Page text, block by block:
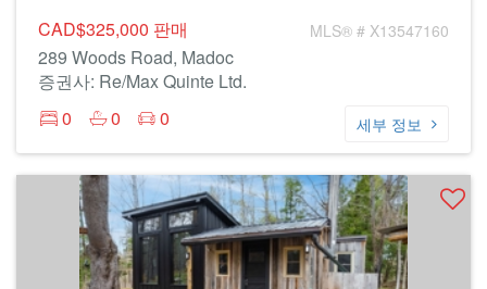
CAD$325,000 판매 MLS® # X13547160
289 Woods Road, Madoc
증권사: Re/Max Quinte Ltd.
0
0 0 세부 정보